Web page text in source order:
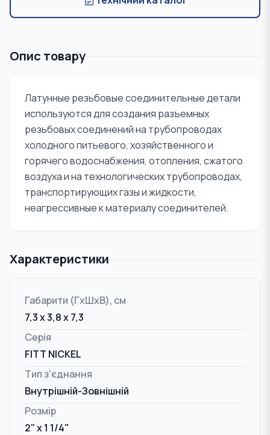
Опис товару
Латунные резьбовые соединительные детали
используются для создания разъемных
резьбовых соединений на трубопроводах
холодного питьевого, хозяйственного и
горячего водоснабжения, отопления, сжатого
воздуха и на технологических трубопроводах,
транспортирующих газы и жидкости,
неагрессивные к материалу соединителей.
Характеристики
Габарити (ГxШxВ), см
7,3 x 3,8 x 7,3
Серія
FITT NICKEL
Тип з'єднання
Внутрішній-Зовнішній
Розмір
2" x 1 1/4"